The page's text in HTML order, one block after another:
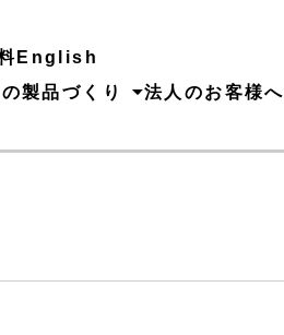
English
製品づくり 法人のお客様へ